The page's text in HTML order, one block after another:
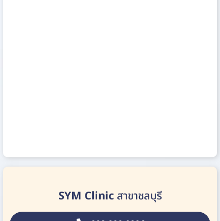
SYM Clinicสาขาชลบุรี